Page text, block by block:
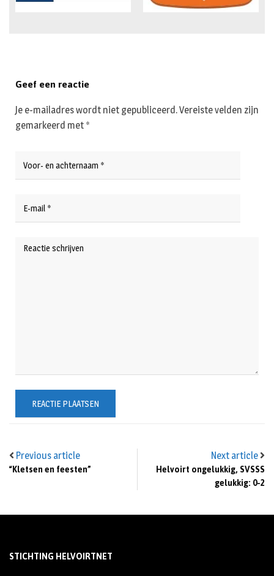
Previous article
“Kletsen en feesten”
Next article
Helvoirt ongelukkig, SVSSS
gelukkig: 0-2
Geef een reactie
Je e-mailadres wordt niet gepubliceerd.Vereiste velden zijn
gemarkeerd met *
STICHTING HELVOIRTNET